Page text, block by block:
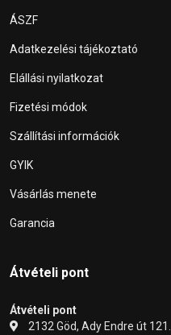
ÁSZF
Adatkezelési tájékoztató
Elállási nyilatkozat
Fizetési módok
Szállítási információk
GYIK
Vásárlás menete
Garancia
Átvételi pont
Átvételi pont
2132 Göd, Ady Endre út 121.